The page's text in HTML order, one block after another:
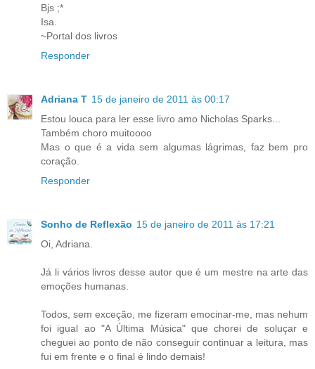
Bjs ;*
Isa.
~Portal dos livros
Responder
Adriana T 15 de janeiro de 2011 às 00:17
Estou louca para ler esse livro amo Nicholas Sparks...
Também choro muitoooo
Mas o que é a vida sem algumas lágrimas, faz bem pro
coração.
Responder
Sonho de Reflexão 15 de janeiro de 2011 às 17:21
Oi, Adriana.
Já li vários livros desse autor que é um mestre na arte das
emoções humanas.
Todos, sem exceção, me fizeram emocinar-me, mas nehum
foi igual ao "A Última Música" que chorei de soluçar e
cheguei ao ponto de não conseguir continuar a leitura, mas
fui em frente e o final é lindo demais!